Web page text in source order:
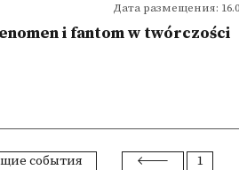
Дата размещения:
i fantom w twórczości
события 1